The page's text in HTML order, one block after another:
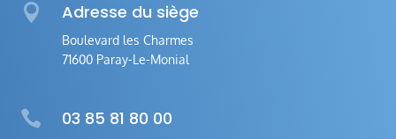
 Adresse du siège
Boulevard les Charmes
71600 Paray-Le-Monial
 03 85 81 80 00